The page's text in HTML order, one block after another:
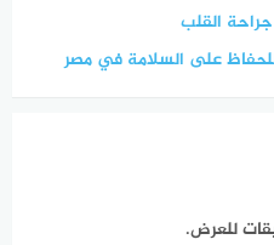
القلب
للحفاظ على السلامة في مصر
للعرض.